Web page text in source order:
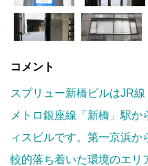
コメント
スプリュー新橋ビルはJR
メトロ銀座線「新橋」駅
ィスビルです。第一京浜
較的落ち着いた環境のエリ